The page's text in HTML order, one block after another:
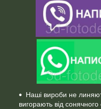
Наші вироби не
вигорають від сонячного